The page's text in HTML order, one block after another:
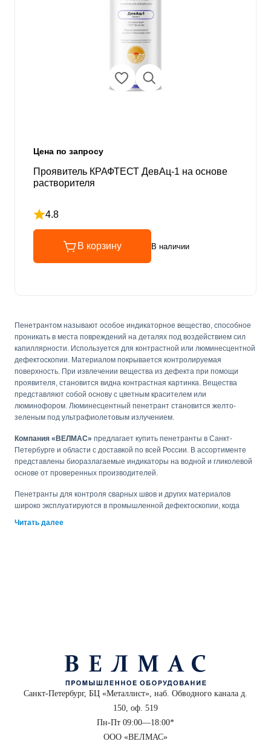
Цена по запросу
Проявитель КРАФТЕСТ ДевАц-1 на основе
растворителя
4.8
Рейтинг 4.8 из 5
В корзину В наличии
Пенетрантом называют особое индикаторное вещество, способное
проникать в места повреждений на деталях под воздействием сил
капиллярности. Используется для контрастной или люминесцентной
дефектоскопии. Материалом покрывается контролируемая
поверхность. При извлечении вещества из дефекта при помощи
проявителя, становится видна контрастная картинка. Вещества
представляют собой основу с цветным красителем или
люминофором. Люминесцентный пенетрант становится желто-
зеленым под ультрафиолетовым излучением.
Компания «ВЕЛМАС» предлагает купить пенетранты в Санкт-
Петербурге и области с доставкой по всей России. В ассортименте
представлены биоразлагаемые индикаторы на водной и гликолевой
основе от проверенных производителей.
Пенетранты для контроля сварных швов и других материалов
широко эксплуатируются в промышленной дефектоскопии, когда
металлических конструкциях. При использовании вещества все
При этом нужно помнить, что излишки проявляющих веществ
затрудняют поиск дефектов. Для обеспечения наиболее ровного
Пенетранты классифицируются в зависимости от различных
пенетранты делятся на суспензии и растворимые;
Читать далее
Санкт-Петербург, БЦ «Металлист», наб. Обводного канала д.
150, оф. 519
Пн-Пт 09:00—18:00*
ООО «ВЕЛМАС»